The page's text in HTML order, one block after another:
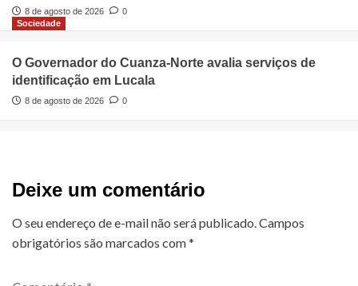
8 de agosto de 2026
0
Sociedade
O Governador do Cuanza-Norte avalia serviços de
identificação em Lucala
8 de agosto de 2026 0
Deixe um comentário
O seu endereço de e-mail não será publicado.Campos
obrigatórios são marcados com*